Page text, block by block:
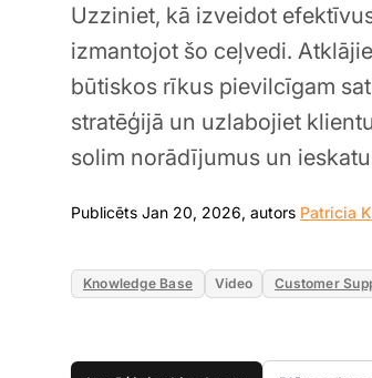
Uzziniet, kā izveidot
izmantojot šo ceļvedi.
būtiskos rīkus pievilcīgam
stratēģijā un uzlabojiet
solim norādījumus un
Publicēts Jan 20, 2026, autors Patricia
Knowledge Base Video Customer